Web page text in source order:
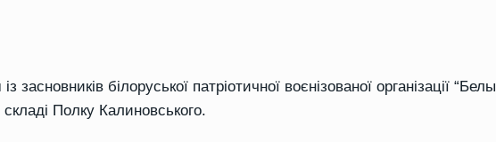
білоруської патріотичної воєнізованої організації “Белы
Полку Калиновського.